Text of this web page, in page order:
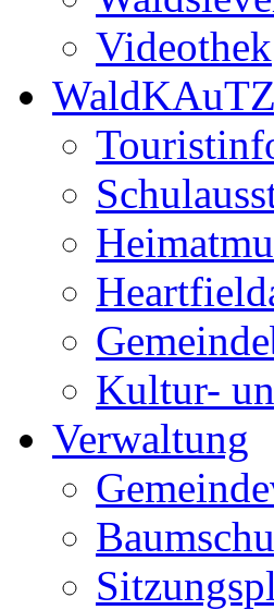
Videothek
WaldKAuTZ
Kultur-
Verwaltung